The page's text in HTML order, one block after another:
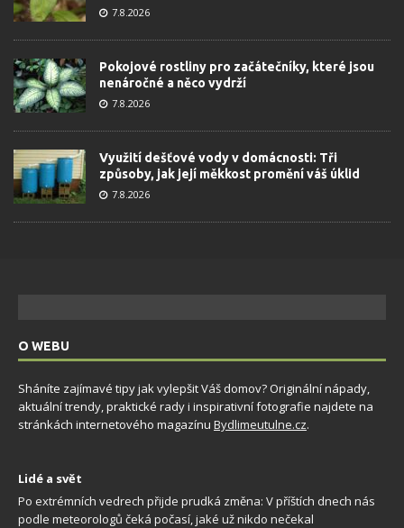
7.8.2026
Pokojové rostliny pro začátečníky, které jsou
nenáročné a něco vydrží
7.8.2026
Využití dešťové vody v domácnosti: Tři
způsoby, jak její měkkost promění váš úklid
7.8.2026
O WEBU
Sháníte zajímavé tipy jak vylepšit Váš domov? Originální nápady,
aktuální trendy, praktické rady i inspirativní fotografie najdete na
stránkách internetového magazínu Bydlimeutulne.cz.
Lidé a svět
Po extrémních vedrech přijde prudká změna: V příštích dnech nás
podle meteorologů čeká počasí, jaké už nikdo nečekal